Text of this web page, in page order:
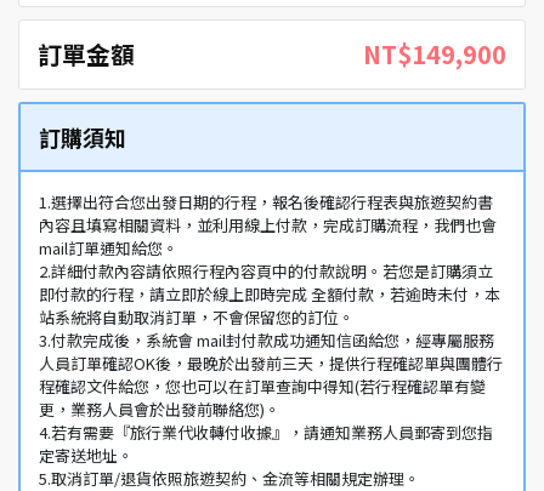
訂單金額 NT$149,900
訂購須知
1.選擇出符合您出發日期的行程，報名後確認行程表與旅遊契約書
內容且填寫相關資料，並利用線上付款，完成訂購流程，我們也會
mail訂單通知給您。
2.詳細付款內容請依照行程內容頁中的付款說明。若您是訂購須立
即付款的行程，請立即於線上即時完成 全額付款，若逾時未付，本
站系統將自動取消訂單，不會保留您的訂位。
3.付款完成後，系統會 mail封付款成功通知信函給您，經專屬服務
人員訂單確認OK後，最晚於出發前三天，提供行程確認單與團體行
程確認文件給您，您也可以在訂單查詢中得知(若行程確認單有變
更，業務人員會於出發前聯絡您)。
4.若有需要『旅行業代收轉付收據』，請通知業務人員郵寄到您指
定寄送地址。
5.取消訂單/退貨依照旅遊契約、金流等相關規定辦理。